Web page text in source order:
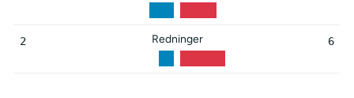
2 Redninger 6